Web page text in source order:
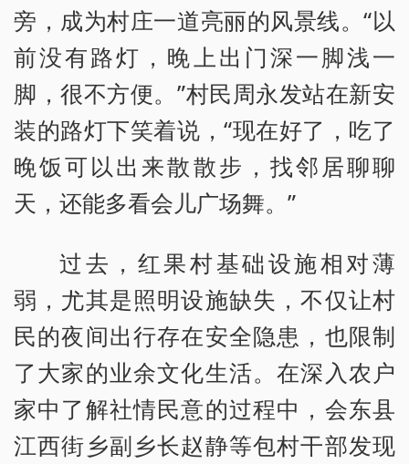
旁，成为村庄一道亮丽的风景线。“以
前没有路灯，晚上出门深一脚浅一
脚，很不方便。”村民周永发站在新安
装的路灯下笑着说，“现在好了，吃了
晚饭可以出来散散步，找邻居聊聊
天，还能多看会儿广场舞。”
过去，红果村基础设施相对薄
弱，尤其是照明设施缺失，不仅让村
民的夜间出行存在安全隐患，也限制
了大家的业余文化生活。在深入农户
家中了解社情民意的过程中，会东县
江西街乡副乡长赵静等包村干部发现